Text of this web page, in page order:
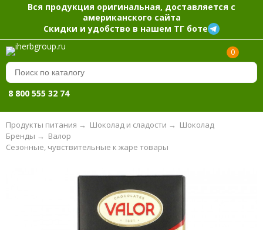
Вся продукция оригинальная, доставляется с
американского сайта
Скидки и удобство в нашем ТГ боте
0
8 800 555 32 74
Продукты питания → Шоколад и сладости → Шоколад
Валор
Бренды →
Сезонные, чувствительные к жаре товары